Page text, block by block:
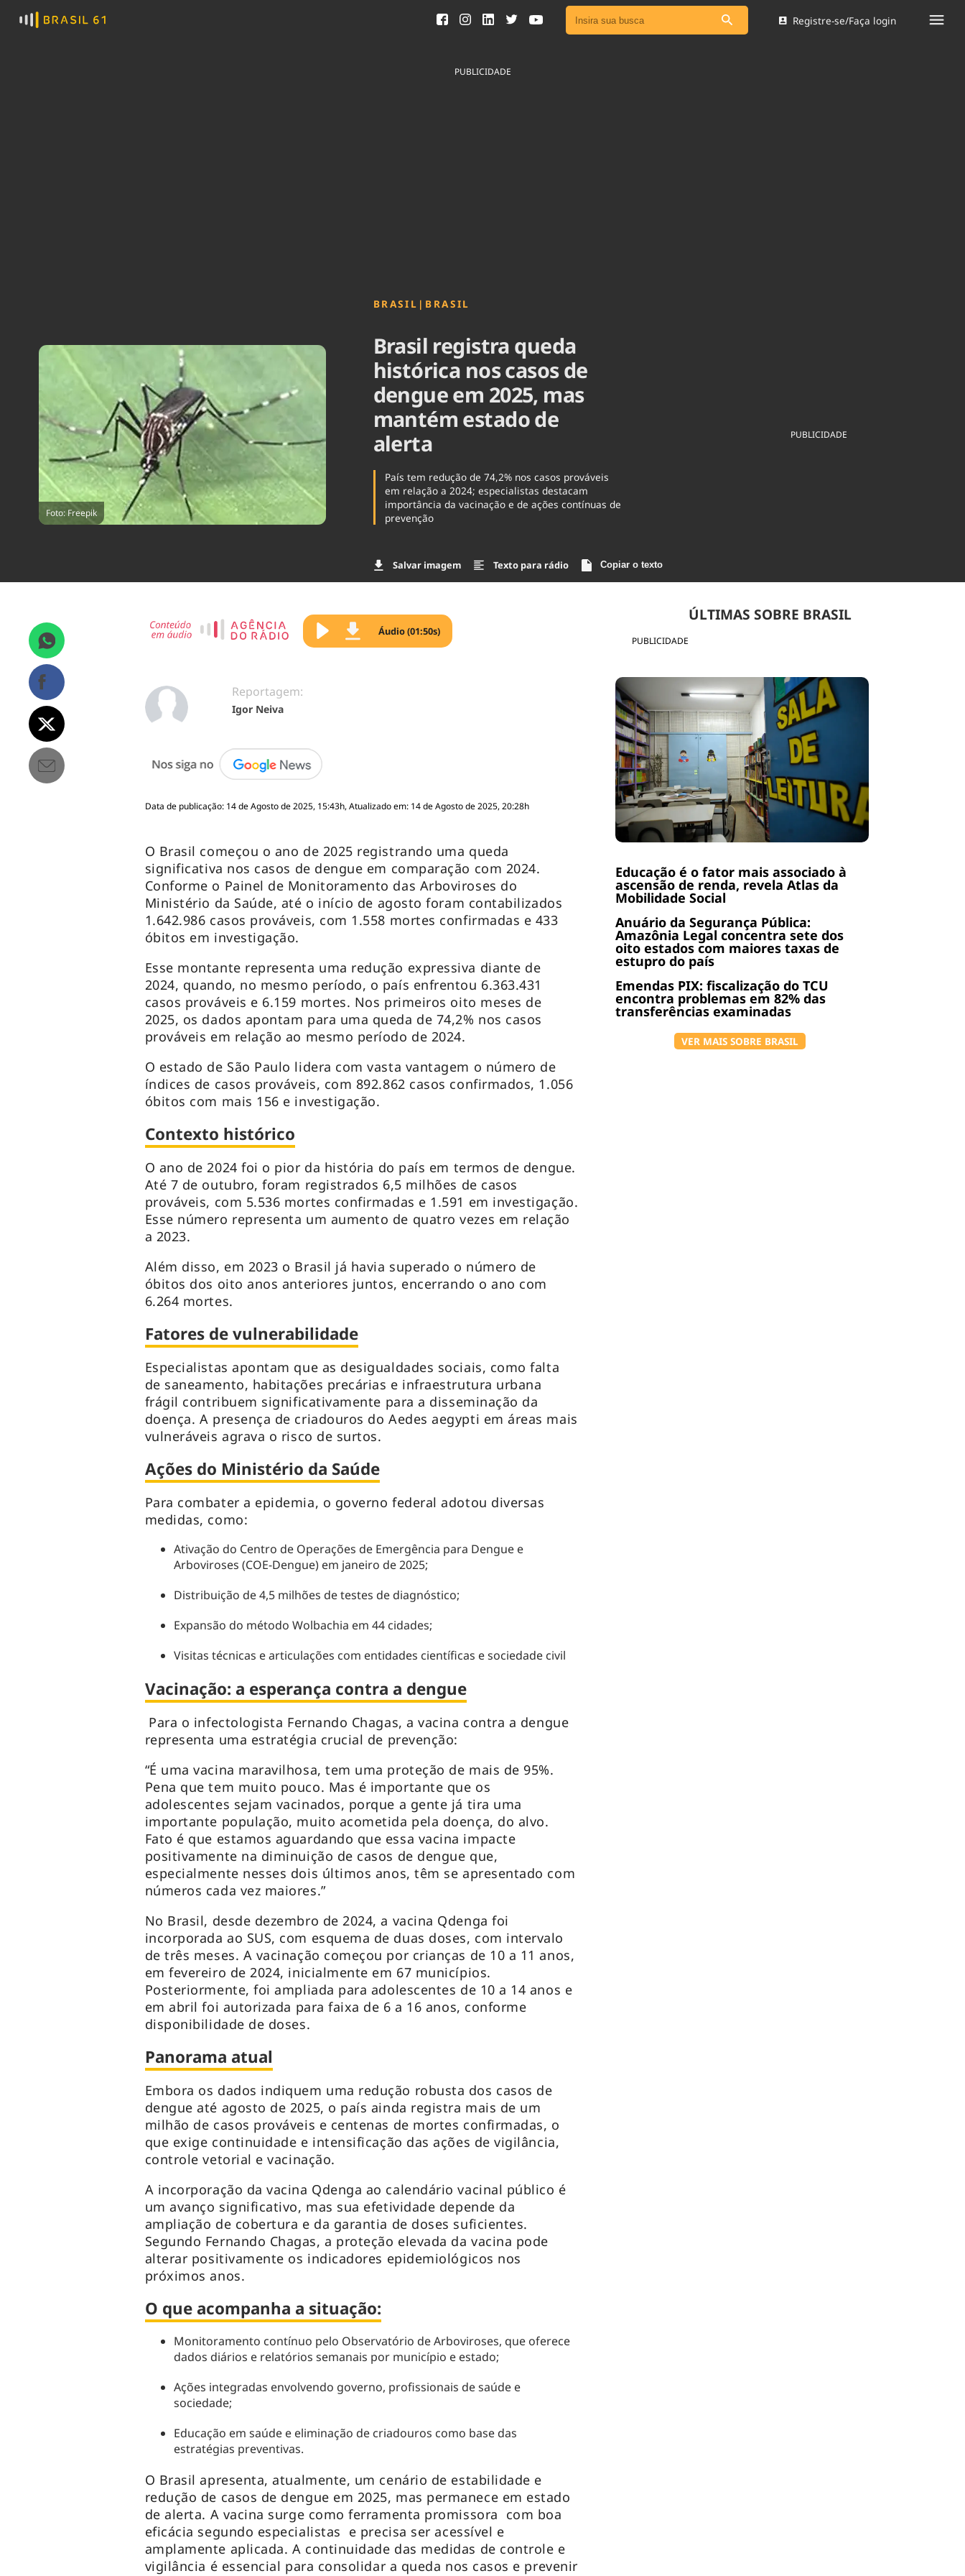
Ver todas as notícias
Registre-se/Faça login
PUBLICIDADE
Foto: Freepik
BRASIL | BRASIL
Brasil registra queda
histórica nos casos de
dengue em 2025, mas
mantém estado de
alerta
País tem redução de 74,2% nos casos prováveis
em relação a 2024; especialistas destacam
importância da vacinação e de ações contínuas de
prevenção
Salvar imagem Texto para rádio Copiar o texto
PUBLICIDADE
PUBLICIDADE
ÚLTIMAS SOBRE BRASIL
Educação é o fator mais associado à
ascensão de renda, revela Atlas da
Mobilidade Social
Anuário da Segurança Pública:
Amazônia Legal concentra sete dos
oito estados com maiores taxas de
estupro do país
Emendas PIX: fiscalização do TCU
encontra problemas em 82% das
transferências examinadas
VER MAIS SOBRE BRASIL
Áudio (01:50s)
Reportagem:
Igor Neiva
Data de publicação: 14 de Agosto de 2025, 15:43h, Atualizado em: 14 de Agosto de 2025, 20:28h
O Brasil começou o ano de 2025 registrando uma queda
significativa nos casos de dengue em comparação com 2024.
Conforme o Painel de Monitoramento das Arboviroses do
Ministério da Saúde, até o início de agosto foram contabilizados
1.642.986 casos prováveis, com 1.558 mortes confirmadas e 433
óbitos em investigação.
Esse montante representa uma redução expressiva diante de
2024, quando, no mesmo período, o país enfrentou 6.363.431
casos prováveis e 6.159 mortes. Nos primeiros oito meses de
2025, os dados apontam para uma queda de 74,2% nos casos
prováveis em relação ao mesmo período de 2024.
O estado de São Paulo lidera com vasta vantagem o número de
índices de casos prováveis, com 892.862 casos confirmados, 1.056
óbitos com mais 156 e investigação.
Contexto histórico
O ano de 2024 foi o pior da história do país em termos de dengue.
Até 7 de outubro, foram registrados 6,5 milhões de casos
prováveis, com 5.536 mortes confirmadas e 1.591 em investigação.
Esse número representa um aumento de quatro vezes em relação
a 2023.
Além disso, em 2023 o Brasil já havia superado o número de
óbitos dos oito anos anteriores juntos, encerrando o ano com
6.264 mortes.
Fatores de vulnerabilidade
Especialistas apontam que as desigualdades sociais, como falta
de saneamento, habitações precárias e infraestrutura urbana
frágil contribuem significativamente para a disseminação da
doença. A presença de criadouros doAedes aegypti em áreas mais
vulneráveis agrava o risco de surtos.
Ações do Ministério da Saúde
Para combater a epidemia, o governo federal adotou diversas
medidas, como:
Ativação do Centro de Operações de Emergência para Dengue e
Arboviroses (COE-Dengue) em janeiro de 2025;
Distribuição de 4,5 milhões de testes de diagnóstico;
Expansão do método Wolbachia em 44 cidades;
Visitas técnicas e articulações com entidades científicas e sociedade civil
Vacinação: a esperança contra a dengue
Para o infectologista Fernando Chagas, a vacina contra a dengue
representa uma estratégia crucial de prevenção:
“É uma vacina maravilhosa, tem uma proteção de mais de 95%.
Pena que tem muito pouco. Mas é importante que os
adolescentes sejam vacinados, porque a gente já tira uma
importante população, muito acometida pela doença, do alvo.
Fato é que estamos aguardando que essa vacina impacte
positivamente na diminuição de casos de dengue que,
especialmente nesses dois últimos anos, têm se apresentado com
números cada vez maiores.”
No Brasil, desde dezembro de 2024, a vacina Qdenga foi
incorporada ao SUS, com esquema de duas doses, com intervalo
de três meses. A vacinação começou por crianças de 10 a 11 anos,
em fevereiro de 2024, inicialmente em 67 municípios.
Posteriormente, foi ampliada para adolescentes de 10 a 14 anos e
em abril foi autorizada para faixa de 6 a 16 anos, conforme
disponibilidade de doses.
Panorama atual
Embora os dados indiquem uma redução robusta dos casos de
dengue até agosto de 2025, o país ainda registra mais de um
milhão de casos prováveis e centenas de mortes confirmadas, o
que exige continuidade e intensificação das ações de vigilância,
controle vetorial e vacinação.
A incorporação da vacina Qdenga ao calendário vacinal público é
um avanço significativo, mas sua efetividade depende da
ampliação de cobertura e da garantia de doses suficientes.
Segundo Fernando Chagas, a proteção elevada da vacina pode
alterar positivamente os indicadores epidemiológicos nos
próximos anos.
O que acompanha a situação:
Monitoramento contínuo pelo Observatório de Arboviroses, que oferece
dados diários e relatórios semanais por município e estado;
Ações integradas envolvendo governo, profissionais de saúde e
sociedade;
Educação em saúde e eliminação de criadouros como base das
estratégias preventivas.
O Brasil apresenta, atualmente, um cenário de estabilidade e
redução de casos de dengue em 2025, mas permanece em estado
de alerta. A vacina surge como ferramenta promissora com boa
eficácia segundo especialistas e precisa ser acessível e
amplamente aplicada. A continuidade das medidas de controle e
vigilância é essencial para consolidar a queda nos casos e prevenir